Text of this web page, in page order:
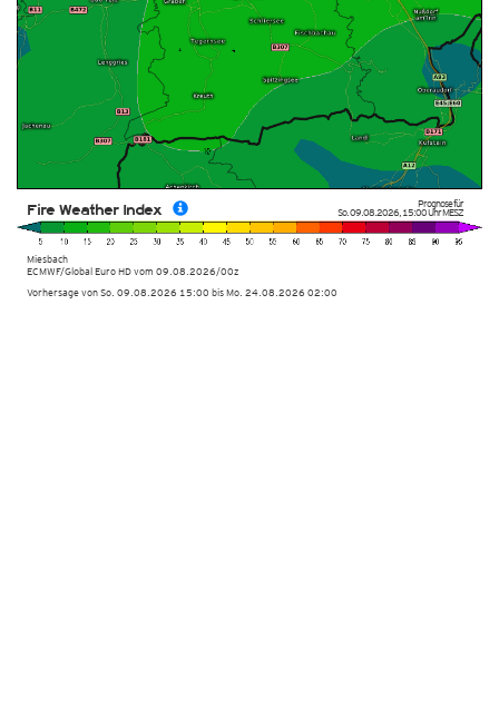
Prognose für
So. 09.08.2026,15:00 UhrMESZ
Miesbach
ECMWF/Global Euro HD vom 09.08.2026/00z
Fire Weather Index
Vorhersage von So. 09.08.2026 15:00 bis Mo. 24.08.2026 02:00